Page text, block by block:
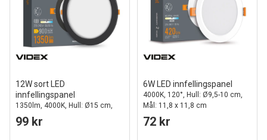
12W sort LED
innfellingspanel
1350lm, 4000K, Hull: Ø15 cm,
120 grader beam angle
99 kr
6W LED innfellingspanel
4000K, 120°, Hull: Ø9,5-10 cm,
Mål: 11,8 x 11,8 cm
72 kr